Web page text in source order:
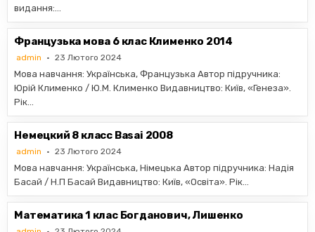
видання:…
Французька мова 6 клас Клименко 2014
admin 23 Лютого 2024
Мова навчання: Українська, Французька Автор підручника:
Юрій Клименко / Ю.М. Клименко Видавництво: Київ, «Генеза».
Рік…
Немецкий 8 класс Basai 2008
admin 23 Лютого 2024
Мова навчання: Українська, Німецька Автор підручника: Надія
Басай / Н.П Басай Видавництво: Київ, «Освiта». Рік…
Математика 1 клас Богданович, Лишенко